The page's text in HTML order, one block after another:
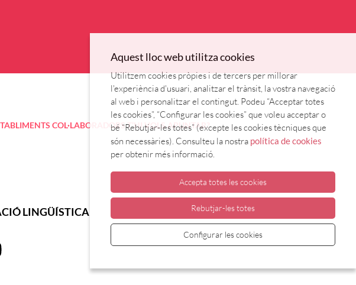
COL·LABORADORS T’HI VOLS APUNTAR?
LINGÜÍSTICA
Aquest lloc web utilitza cookies
Utilitzem cookies pròpies i de tercers per millorar
l'experiència d'usuari, analitzar el trànsit, la vostra navegació
al web i personalitzar el contingut. Podeu “Acceptar totes
les cookies”, “Configurar les cookies” que voleu acceptar o
bé “Rebutjar-les totes” (excepte les cookies tècniques que
són necessàries). Consulteu la nostra política de cookies
per obtenir més informació.
Accepta totes les cookies
Rebutjar-les totes
Configurar les cookies